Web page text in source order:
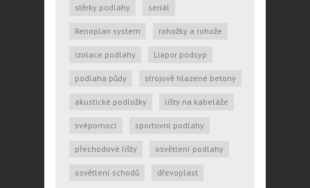
stěrky podlahy seriál
Renoplan system rohožky a rohože
izolace podlahy Liapor podsyp
podlaha půdy strojově hlazené betony
akustické podložky lišty na kabeláže
svépomocí sportovní podlahy
přechodové lišty osvětlení podlahy
osvětlení schodů dřevoplast